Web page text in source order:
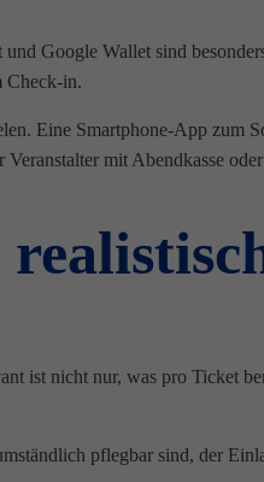
Google Wallet sind
Check-in.
Eine Smartphone-App zum
mit Abendkasse
ist nicht nur, was pro Ticket
pflegbar sind, der